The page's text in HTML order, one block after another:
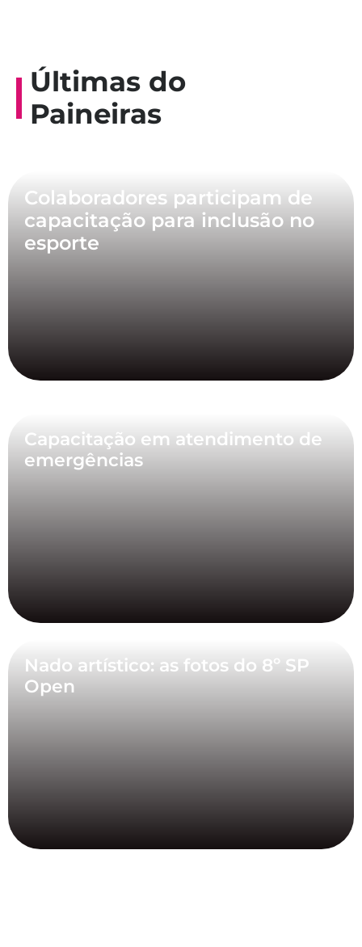
Últimas do
Paineiras
Colaboradores participam de
capacitação para inclusão no
esporte
Capacitação em atendimento de
emergências
Nado artístico: as fotos do 8º SP
Open